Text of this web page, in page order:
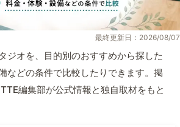
最終更新日：2026/08/07
ジオを、目的別のおすすめから探した
などの条件で比較したりできます。掲
編集部が公式情報と独自取材をもと